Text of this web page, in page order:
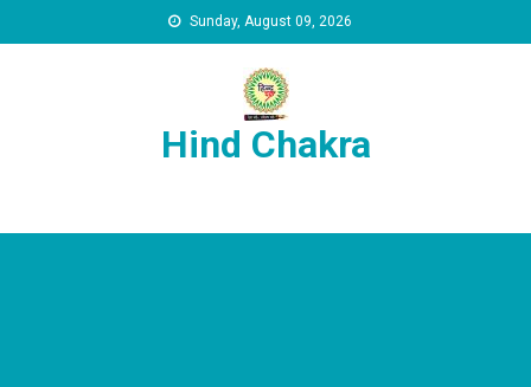
Sunday, August 09, 2026
Hind Chakra